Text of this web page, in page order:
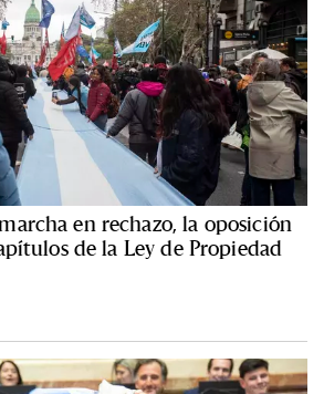
en rechazo, la oposición
de la Ley de Propiedad